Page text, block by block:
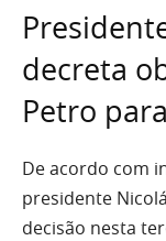
decreta
Petro
De acordo com
presidente
decisão nesta